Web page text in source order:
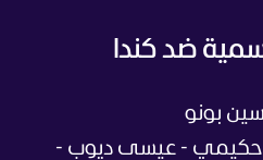
ضد كندا
بونو
حكيمي - عيسى ديوب -